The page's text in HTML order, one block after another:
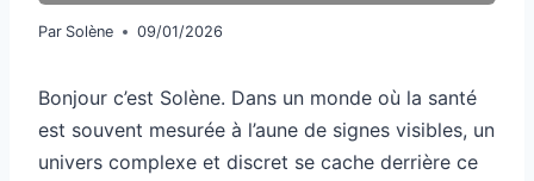
Par Solène 09/01/2026
Bonjour c’est Solène. Dans un monde où la santé
est souvent mesurée à l’aune de signes visibles, un
univers complexe et discret se cache derrière ce